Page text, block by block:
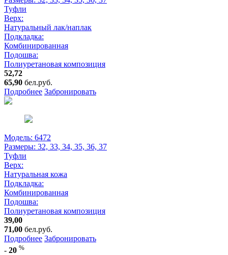
Туфли
Верх:
Натуральный лак/наплак
Подкладка:
Комбинированная
Подошва:
Полиуретановая композиция
52,72
65,90 бел.руб.
Подробнее Забронировать
Модель: 6472
Размеры: 32, 33, 34, 35, 36, 37
Туфли
Верх:
Натуральная кожа
Подкладка:
Комбинированная
Подошва:
Полиуретановая композиция
39,00
71,00 бел.руб.
Подробнее Забронировать
- 20 %